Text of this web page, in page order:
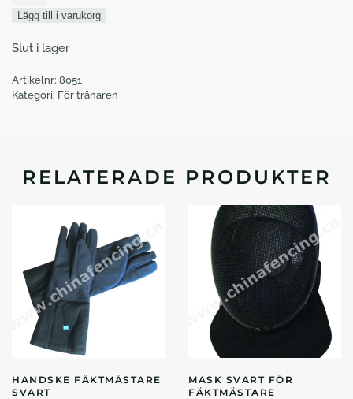
mängd
Lägg till i varukorg
Slut i lager
Artikelnr: 8051
Kategori: För tränaren
RELATERADE PRODUKTER
HANDSKE FÄKTMÄSTARE
SVART
MASK SVART FÖR
FÄKTMÄSTARE